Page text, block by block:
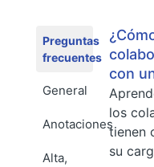
Preguntas
frecuentes
General
Anotaciones
Alta,
con
los
tienen
su